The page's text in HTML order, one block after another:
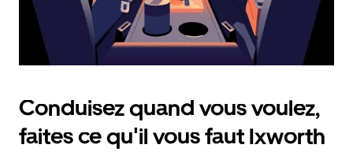
calendrier.
Conduisez quand vous voulez,
faites ce qu'il vous faut Ixworth